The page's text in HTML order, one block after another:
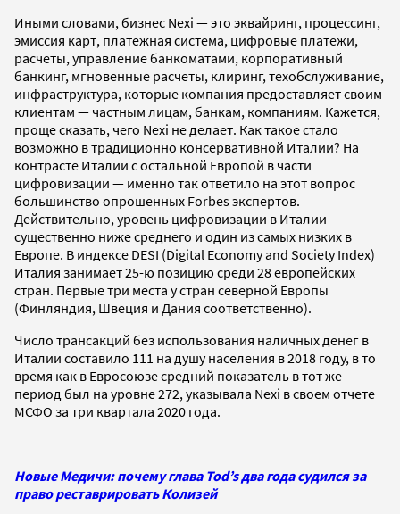
Иными словами, бизнес Nexi — это эквайринг, процессинг,
эмиссия карт, платежная система, цифровые платежи,
расчеты, управление банкоматами, корпоративный
банкинг, мгновенные расчеты, клиринг, техобслуживание,
инфраструктура, которые компания предоставляет своим
клиентам — частным лицам, банкам, компаниям. Кажется,
проще сказать, чего Nexi не делает. Как такое стало
возможно в традиционно консервативной Италии? На
контрасте Италии с остальной Европой в части
цифровизации — именно так ответило на этот вопрос
большинство опрошенных Forbes экспертов.
Действительно, уровень цифровизации в Италии
существенно ниже среднего и один из самых низких в
Европе. В индексе DESI (Digital Economy and Society Index)
Италия занимает 25-ю позицию среди 28 европейских
стран. Первые три места у стран северной Европы
(Финляндия, Швеция и Дания соответственно).
Число трансакций без использования наличных денег в
Италии составило 111 на душу населения в 2018 году, в то
время как в Евросоюзе средний показатель в тот же
период был на уровне 272, указывала Nexi в своем отчете
МСФО за три квартала 2020 года.
Новые Медичи: почему глава Tod’s два года судился за
право реставрировать Колизей